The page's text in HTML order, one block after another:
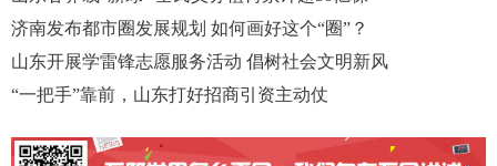
济南发布都市圈发展规划 如何画好这个“圈”？
山东开展学雷锋志愿服务活动 倡树社会文明新风
“一把手”靠前，山东打好招商引资主动仗